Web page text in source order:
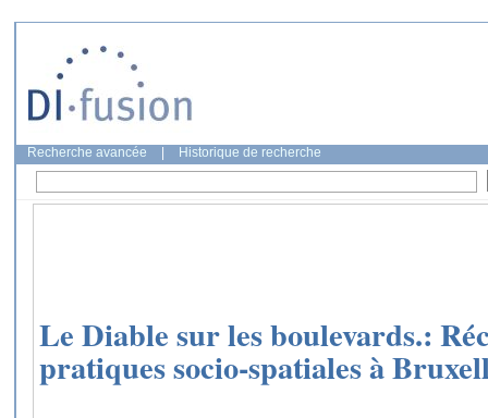
Recherche avancée Historique de recherche
Le Diable sur les boulevards.:
pratiques socio-spatiales à